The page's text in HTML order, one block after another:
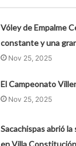
Vóley de Empalme
constante y una
Nov 25, 2025
El Campeonato
Nov 25, 2025
Sacachispas abrió
en Villa Constitución